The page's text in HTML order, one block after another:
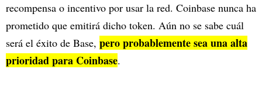
recompensa o incentivo por usar la red. Coinbase nunca ha
prometido que emitirá dicho token. Aún no se sabe cuál
será el éxito de Base, pero probablemente sea una alta
prioridad para Coinbase.